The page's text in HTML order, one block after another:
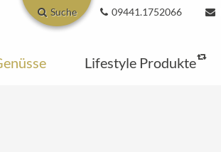
Suche 09441.1752066
Lifestyle Produkte